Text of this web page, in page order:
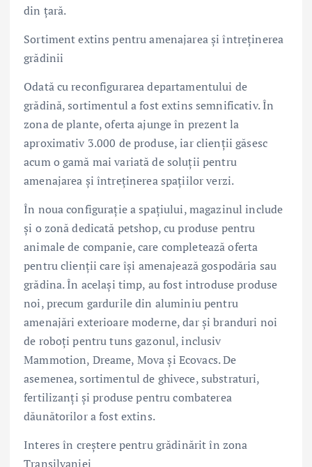
din țară.
Sortiment extins pentru amenajarea și întreținerea
grădinii
Odată cu reconfigurarea departamentului de
grădină, sortimentul a fost extins semnificativ. În
zona de plante, oferta ajunge în prezent la
aproximativ 3.000 de produse, iar clienții găsesc
acum o gamă mai variată de soluții pentru
amenajarea și întreținerea spațiilor verzi.
În noua configurație a spațiului, magazinul include
și o zonă dedicată petshop, cu produse pentru
animale de companie, care completează oferta
pentru clienții care își amenajează gospodăria sau
grădina. În același timp, au fost introduse produse
noi, precum gardurile din aluminiu pentru
amenajări exterioare moderne, dar și branduri noi
de roboți pentru tuns gazonul, inclusiv
Mammotion, Dreame, Mova și Ecovacs. De
asemenea, sortimentul de ghivece, substraturi,
fertilizanți și produse pentru combaterea
dăunătorilor a fost extins.
Interes în creștere pentru grădinărit în zona
Transilvaniei